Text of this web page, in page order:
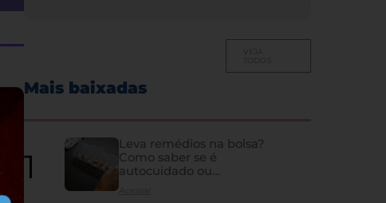
Mais baixadas
Leva remédios na bolsa?
Como saber se é
autocuidado ou
hipocondria
Acessar